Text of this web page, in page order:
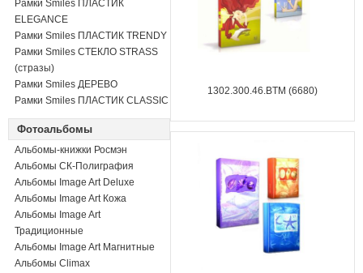
Рамки Smiles ПЛАСТИК
ELEGANCE
Рамки Smiles ПЛАСТИК TRENDY
Рамки Smiles СТЕКЛО STRASS
(стразы)
Рамки Smiles ДЕРЕВО
Рамки Smiles ПЛАСТИК CLASSIC
Фотоальбомы
Альбомы-книжки Росмэн
Альбомы СК-Полиграфия
Альбомы Image Art Deluxe
Альбомы Image Art Кожа
Альбомы Image Art
Традиционные
Альбомы Image Art Магнитные
Альбомы Climax
1302.300.46.BTM (6680)